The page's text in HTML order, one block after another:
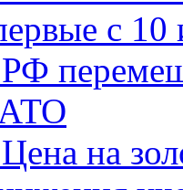
с 10
РФ
Цена на